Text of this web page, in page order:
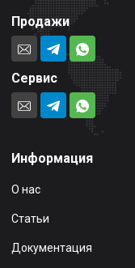
Продажи
Сервис
Информация
О нас
Статьи
Документация